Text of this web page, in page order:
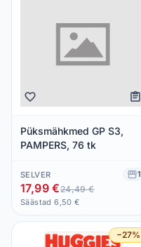
Püksmähkmed GP S3,
PAMPERS, 76 tk
SELVER 1
17,99 €24,49 €
Säästad 6,50 €
−27%